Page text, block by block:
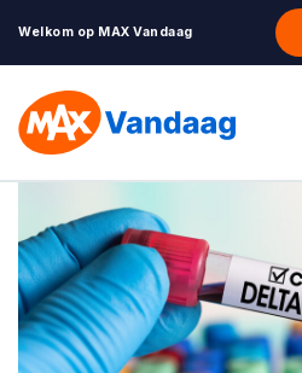
Welkom op MAX Vandaag